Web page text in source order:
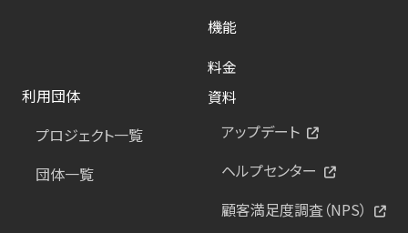
機能
料金
利用団体
プロジェクト一覧
団体一覧
資料
アップデート
ヘルプセンター
顧客満足度調査（NPS）